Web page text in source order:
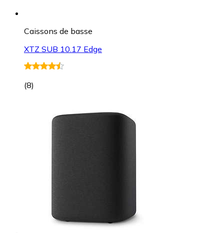
Caissons de basse
XTZ SUB 10.17 Edge
(8)